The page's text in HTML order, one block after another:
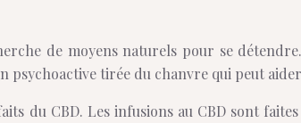
de moyens naturels pour se
tirée du chanvre qui peut
du CBD. Les infusions au CBD sont